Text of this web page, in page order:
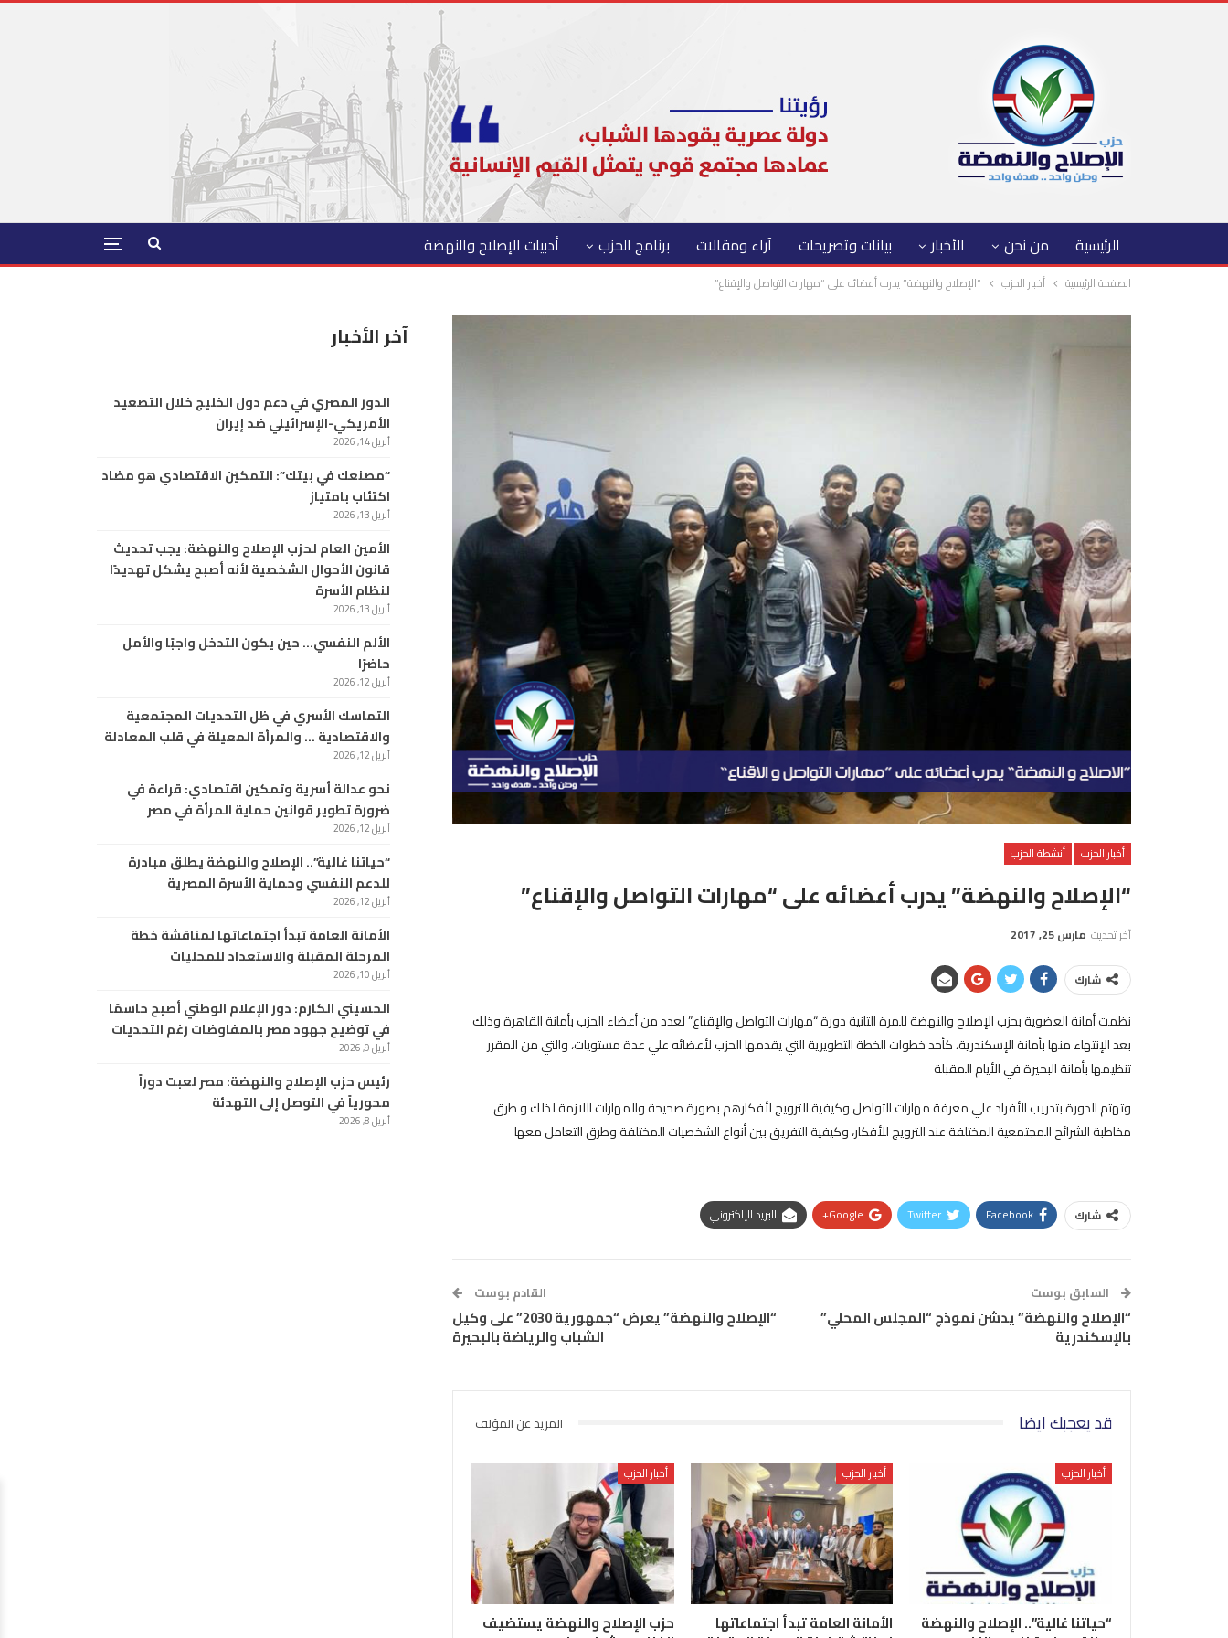
الرئيسية من نحن الأخبار بيانات وتصريحات آراء ومقالات برنامج الحزب أدبيات الإصلاح والنهضة
الصفحة الرئيسية أخبار الحزب “الإصلاح والنهضة” يدرب أعضائه على “مهارات التواصل والإقناع”
أخبار الحزب أنشطة الحزب
“الإصلاح والنهضة” يدرب أعضائه على “مهارات التواصل والإقناع”
آخر تحديث مارس 25, 2017
شارك
نظمت أمانة العضوية بحزب الإصلاح والنهضة للمرة الثانية دورة “مهارات التواصل والإقناع” لعدد من أعضاء الحزب بأمانة القاهرة وذلك
بعد الإنتهاء منها بأمانة الإسكندرية، كأحد خطوات الخطة التطويرية التي يقدمها الحزب لأعضائه علي عدة مستويات، والتي من المقرر
تنظيمها بأمانة البحيرة في الأيام المقبلة
وتهتم الدورة بتدريب الأفراد علي معرفة مهارات التواصل وكيفية الترويج لأفكارهم بصورة صحيحة والمهارات اللازمة لذلك و طرق
مخاطبة الشرائح المجتمعية المختلفة عند الترويج للأفكار، وكيفية التفريق بين أنواع الشخصيات المختلفة وطرق التعامل معها
شارك Facebook
Twitter
Google+ البريد الإلكتروني
السابق بوست
“الإصلاح والنهضة” يدشن نموذج “المجلس المحلي”
بالإسكندرية
القادم بوست
“الإصلاح والنهضة” يعرض “جمهورية 2030” على وكيل
الشباب والرياضة بالبحيرة
قد يعجبك ايضا المزيد عن المؤلف
أخبار الحزب
“حياتنا غالية”.. الإصلاح والنهضة
أخبار الحزب
الأمانة العامة تبدأ اجتماعاتها
أخبار الحزب
حزب الإصلاح والنهضة يستضيف
آخر الأخبار
الدور المصري في دعم دول الخليج خلال التصعيد
الأمريكي-الإسرائيلي ضد إيران
أبريل 14, 2026
“مصنعك في بيتك”: التمكين الاقتصادي هو مضاد
اكتئاب بامتياز
أبريل 13, 2026
الأمين العام لحزب الإصلاح والنهضة: يجب تحديث
قانون الأحوال الشخصية لأنه أصبح يشكل تهديدًا
لنظام الأسرة
أبريل 13, 2026
الألم النفسي… حين يكون التدخل واجبًا والأمل
حاضرًا
أبريل 12, 2026
التماسك الأسري في ظل التحديات المجتمعية
والاقتصادية … والمرأة المعيلة في قلب المعادلة
أبريل 12, 2026
نحو عدالة أسرية وتمكين اقتصادي: قراءة في
ضرورة تطوير قوانين حماية المرأة في مصر
أبريل 12, 2026
“حياتنا غالية”.. الإصلاح والنهضة يطلق مبادرة
للدعم النفسي وحماية الأسرة المصرية
أبريل 12, 2026
الأمانة العامة تبدأ اجتماعاتها لمناقشة خطة
المرحلة المقبلة والاستعداد للمحليات
أبريل 10, 2026
الحسيني الكارم: دور الإعلام الوطني أصبح حاسمًا
في توضيح جهود مصر بالمفاوضات رغم التحديات
أبريل 9, 2026
رئيس حزب الإصلاح والنهضة: مصر لعبت دوراً
محورياً في التوصل إلى التهدئة
أبريل 8, 2026